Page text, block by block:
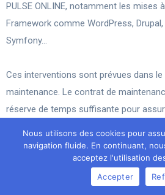
PULSE ONLINE, notamment les mises
Framework comme WordPress,
Symfony…
Ces interventions sont prévues dans le
maintenance. Le contrat de
réserve de temps suffisante pour
est provisionnée habituellement pour
» sur l’environnement WordPress.
applications plus complexes et
Nous utilisons des cookies pour
navigation fluide. En continuant,
acceptez l'utilisation
Accepter